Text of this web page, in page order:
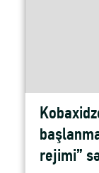
rejimi”